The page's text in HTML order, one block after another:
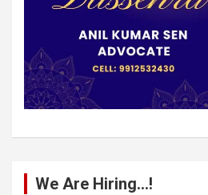
We Are Hiring…!